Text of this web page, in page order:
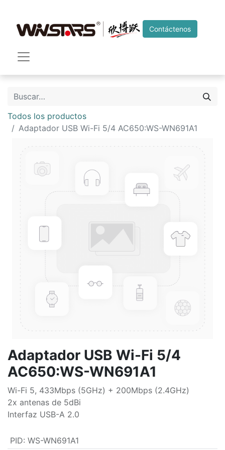
Contáctenos
Todos los productos
Adaptador USB Wi-Fi 5/4 AC650:WS-WN691A1
Adaptador USB Wi-Fi 5/4
AC650:WS-WN691A1
Wi-Fi 5, 433Mbps (5GHz) + 200Mbps (2.4GHz)
2x antenas de 5dBi
Interfaz USB-A 2.0
PID: WS-WN691A1